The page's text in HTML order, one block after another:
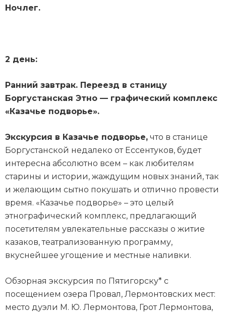
Ночлег.
2 день:
Ранний завтрак. Переезд в станицу
Боргустанская Этно — графический комплекс
«Казачье подворье».
Экскурсия в Казачье подворье, что в станице
Боргустанской недалеко от Ессентуков, будет
интересна абсолютно всем – как любителям
старины и истории, жаждущим новых знаний, так
и желающим сытно покушать и отлично провести
время. «Казачье подворье» – это целый
этнографический комплекс, предлагающий
посетителям увлекательные рассказы о житие
казаков, театрализованную программу,
вкуснейшее угощение и местные наливки.
Обзорная экскурсия по Пятигорску* с
посещением озера Провал, Лермонтовских мест:
место дуэли М. Ю. Лермонтова, Грот Лермонтова,